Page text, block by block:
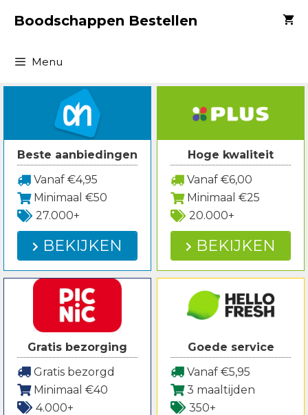
naarBoodschappen Bestellen
Menu
Beste aanbiedingen
Vanaf €4,95
Minimaal €50
27.000+
BEKIJKEN
Hoge kwaliteit
Vanaf €6,00
Minimaal €25
20.000+
BEKIJKEN
Gratis bezorging
Gratis bezorgd
Minimaal €40
4.000+
Goede service
Vanaf €5,95
3 maaltijden
350+